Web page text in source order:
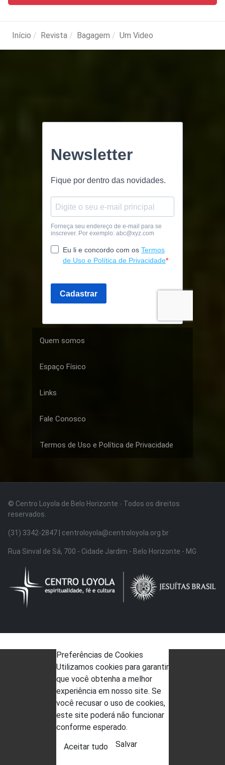
Início Revista Bagagem Um Video
Quem somos
Espaço Físico
Links
Fale Conosco
Termos de Uso e Política de Privacidade
© Centro Loyola de Belo Horizonte · Todos os direitos
reservados.
(31) 3342-2847 | centroloyola@centroloyola.org.br
Rua Sinval de Sá, 700 - Cidade Jardim - Belo Horizonte - MG
Preferências de Cookies
Utilizamos cookies para garantir
que você obtenha a melhor
experiência em nosso site. Se
você recusar o uso de cookies,
este site poderá não funcionar
conforme esperado.
Aceitar tudo Salvar